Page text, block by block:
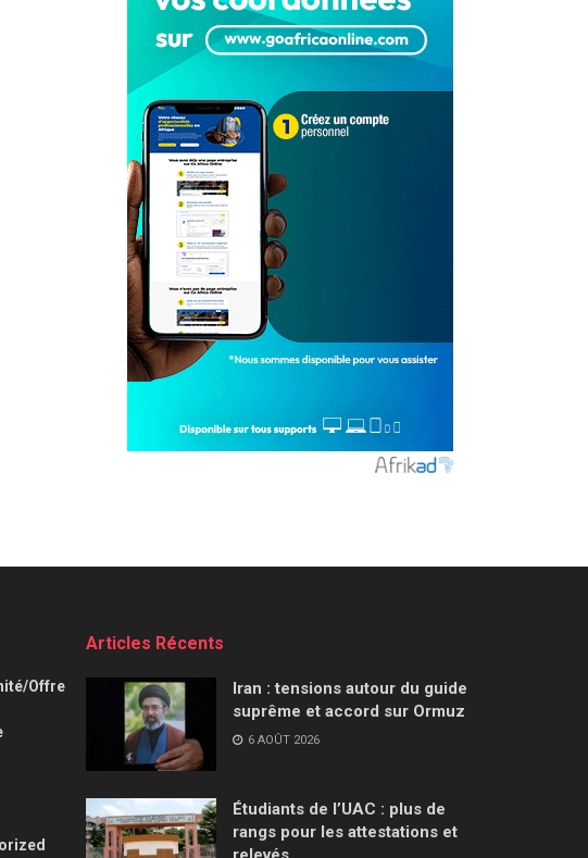
Offre
Articles Récents
Iran : tensions autour du guide
suprême et accord sur Ormuz
6 AOÛT 2026
Étudiants de l’UAC : plus de
rangs pour les attestations et